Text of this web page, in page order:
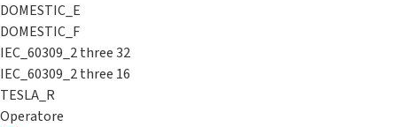
DOMESTIC_E
DOMESTIC_F
IEC_60309_2 three 32
IEC_60309_2 three 16
TESLA_R
Operatore